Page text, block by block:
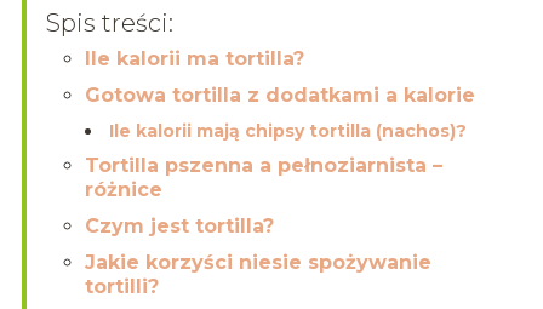
Spis treści:
Ile kalorii ma tortilla?
Gotowa tortilla z dodatkami a kalorie
Ile kalorii mają chipsy tortilla (nachos)?
Tortilla pszenna a pełnoziarnista –
różnice
Czym jest tortilla?
Jakie korzyści niesie spożywanie
tortilli?